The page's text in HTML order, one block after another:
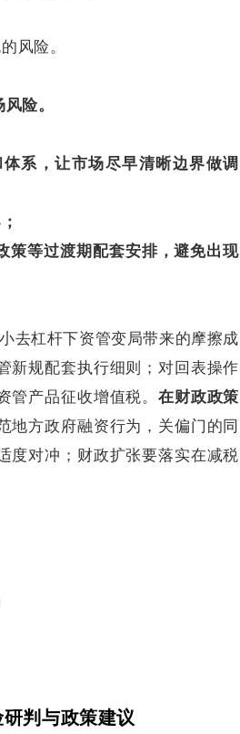
风险。
险。
系，让市场尽早清晰边界做调
策等过渡期配套安排，避免出现
去杠杆下资管变局带来的摩擦成
新规配套执行细则；对回表操作
管产品征收增值税。在财政政策
地方政府融资行为，关偏门的同
度对冲；财政扩张要落实在减税
判与政策建议